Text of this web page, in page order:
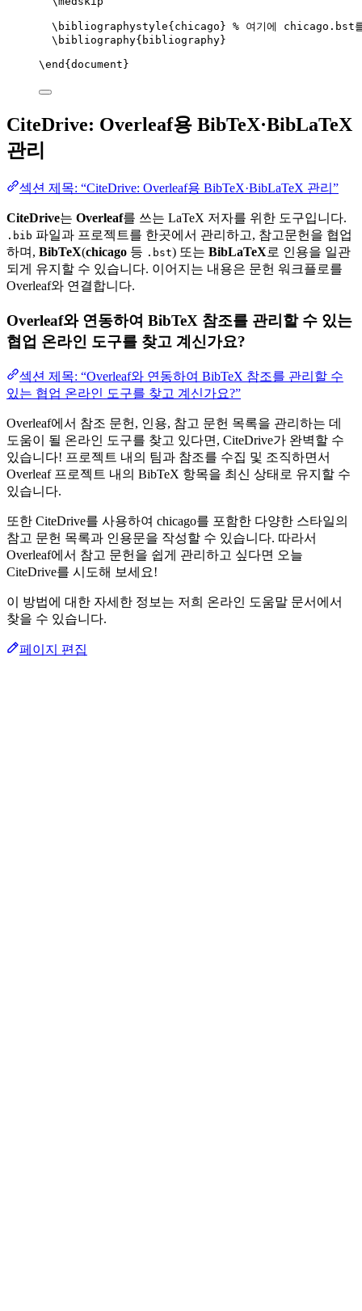
\bibliographystyle{chicago} % 여기에 chicago.bst
\bibliography{bibliography}
\end { document }
CiteDrive: Overleaf용 BibTeX·BibLaTeX
관리
섹션 제목: “CiteDrive: Overleaf용 BibTeX·BibLaTeX 관리”
CiteDrive는 Overleaf를 쓰는 LaTeX 저자를 위한 도구입니다.
.bib 파일과 프로젝트를 한곳에서 관리하고, 참고문헌을 협업
하며, BibTeX(chicago 등 .bst) 또는 BibLaTeX로 인용을 일관
되게 유지할 수 있습니다. 이어지는 내용은 문헌 워크플로를
Overleaf와 연결합니다.
Overleaf와 연동하여 BibTeX 참조를 관리할 수 있는
협업 온라인 도구를 찾고 계신가요?
섹션 제목: “Overleaf와 연동하여 BibTeX 참조를 관리할 수
있는 협업 온라인 도구를 찾고 계신가요?”
Overleaf에서 참조 문헌, 인용, 참고 문헌 목록을 관리하는 데
도움이 될 온라인 도구를 찾고 있다면, CiteDrive가 완벽할 수
있습니다! 프로젝트 내의 팀과 참조를 수집 및 조직하면서
Overleaf 프로젝트 내의 BibTeX 항목을 최신 상태로 유지할 수
있습니다.
또한 CiteDrive를 사용하여 chicago를 포함한 다양한 스타일의
참고 문헌 목록과 인용문을 작성할 수 있습니다. 따라서
Overleaf에서 참고 문헌을 쉽게 관리하고 싶다면 오늘
CiteDrive를 시도해 보세요!
이 방법에 대한 자세한 정보는 저희 온라인 도움말 문서에서
찾을 수 있습니다.
페이지 편집